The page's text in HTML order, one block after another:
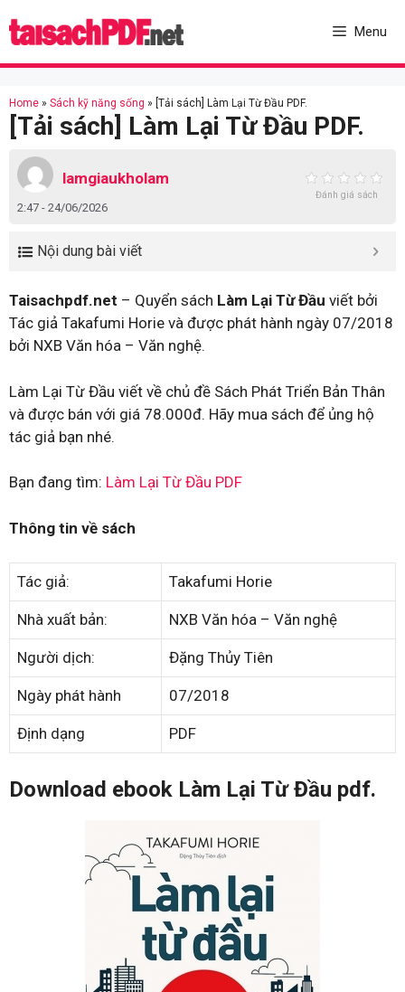
to
Menu
Home » Sách kỹ năng sống » [Tải sách] Làm Lại Từ Đầu PDF.
[Tải sách] Làm Lại Từ Đầu PDF.
lamgiaukholam
2:47 - 24/06/2026
Đánh giá sách
Nội dung bài viết
Taisachpdf.net – Quyển sách Làm Lại Từ Đầu viết bởi
Tác giả Takafumi Horie và được phát hành ngày 07/2018
bởi NXB Văn hóa – Văn nghệ.
Làm Lại Từ Đầu viết về chủ đề Sách Phát Triển Bản Thân
và được bán với giá 78.000đ. Hãy mua sách để ủng hộ
tác giả bạn nhé.
Bạn đang tìm: Làm Lại Từ Đầu PDF
Thông tin về sách
Tác giả: Takafumi Horie
Nhà xuất bản: NXB Văn hóa – Văn nghệ
Người dịch: Đặng Thủy Tiên
Ngày phát hành 07/2018
Định dạng PDF
Download ebook Làm Lại Từ Đầu pdf.